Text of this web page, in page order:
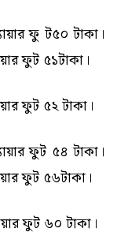
ফু ট৫০ টাকা।
ফুট ৫১টাকা।
ফুট ৫২ টাকা।
ফুট ৫৪ টাকা।
ফুট ৫৬টাকা।
ফুট ৬০ টাকা।